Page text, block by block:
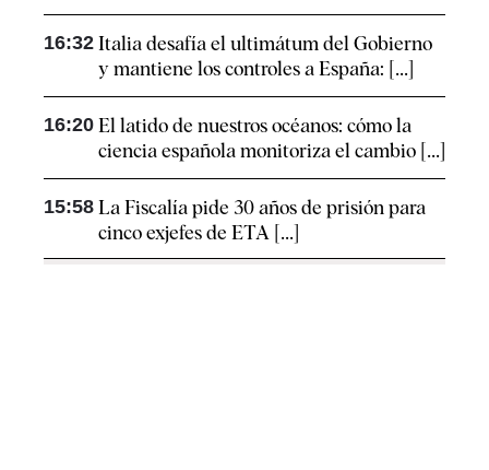
16:32 Italia desafía el ultimátum del Gobierno
y mantiene los controles a España: [...]
16:20 El latido de nuestros océanos: cómo la
ciencia española monitoriza el cambio [...]
15:58 La Fiscalía pide 30 años de prisión para
cinco exjefes de ETA [...]